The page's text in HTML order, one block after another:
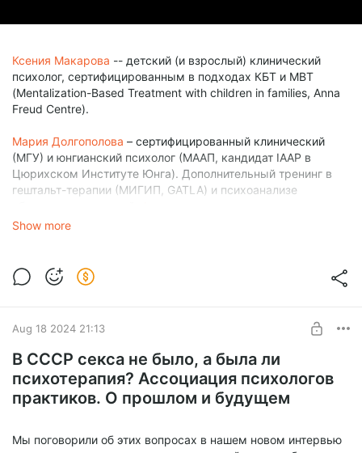
Ксения Макарова -- детский (и взрослый) клинический
психолог, сертифицированным в подходах КБТ и MBT
(Mentalization-Based Treatment with children in families, Anna
Freud Centre).
Мария Долгополова – сертифицированный клинический
(МГУ) и юнгианский психолог (МААП, кандидат IAAP в
Цюрихском Институте Юнга). Дополнительный тренинг в
гештальт-терапии (МИГИП, GATLA) и психоанализе
выпуски.
Show more
Aug 18 2024 21:13
В СССР секса не было, а была ли
психотерапия? Ассоциация психологов
практиков. О прошлом и будущем
Мы поговорили об этих вопросах в нашем новом интервью